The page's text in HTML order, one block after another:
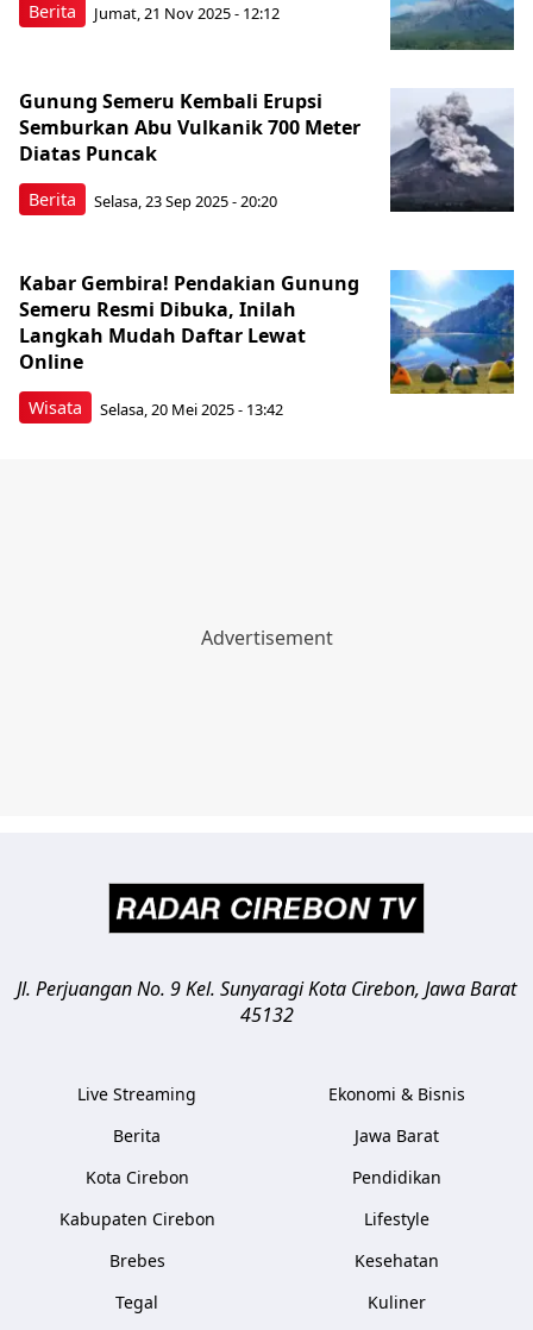
Berita Jumat, 21 Nov 2025 - 12:12
Berita
Gunung Semeru Kembali Erupsi
Semburkan Abu Vulkanik 700 Meter
Diatas Puncak
Selasa, 23 Sep 2025 - 20:20
Wisata
Kabar Gembira! Pendakian Gunung
Semeru Resmi Dibuka, Inilah
Langkah Mudah Daftar Lewat
Online
Selasa, 20 Mei 2025 - 13:42
Jl. Perjuangan No. 9 Kel. SunyaragiKota Cirebon, Jawa Barat
45132
Live Streaming
Berita
Kota Cirebon
Kabupaten Cirebon
Brebes
Tegal
Ekonomi & Bisnis
Jawa Barat
Pendidikan
Lifestyle
Kesehatan
Kuliner